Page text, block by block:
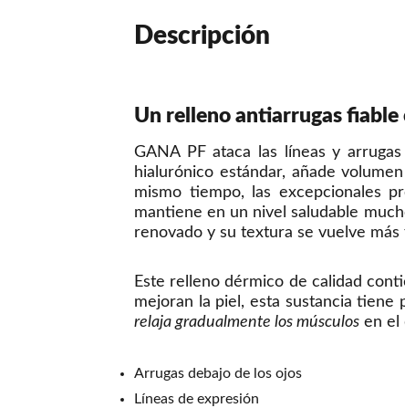
Descripción
Un relleno antiarrugas fiable
GANA PF ataca las líneas y
hialurónico estándar, añade
mismo tiempo, las excepcionales
mantiene en un nivel saludable
renovado y su textura se vuelve
Este relleno dérmico de calidad
mejoran la piel, esta sustancia tiene
relaja gradualmente los músculos en el
Arrugas debajo de los ojos
Líneas de expresión